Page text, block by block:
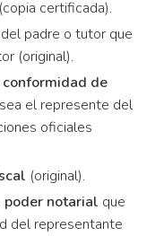
certificada).
del padre o tutor que
(original).
de
el represente del
oficiales
(original).
poder notarial que
del representante